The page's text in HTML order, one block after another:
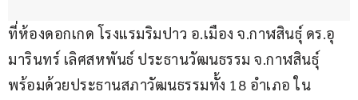
ที่ห้องดอกเกด โรงแรมริมปาว อ.เมือง จ.กาฬสินธุ์ ดร.อุ
มารินทร์ เลิศสหพันธ์ ประธานวัฒนธรรม จ.กาฬสินธุ์
พร้อมด้วยประธานสภาวัฒนธรรมทั้ง 18 อำเภอ ใน